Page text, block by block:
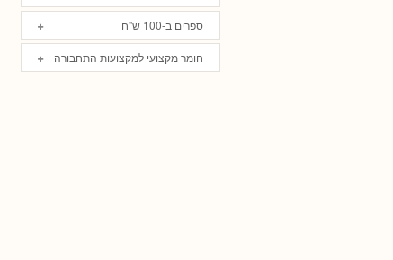
ספרים ב-100 ש"ח
חומר מקצועי למקצועות התחבורה